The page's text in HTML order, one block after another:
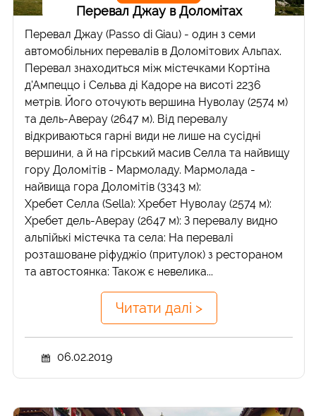
Перевал Джау в Доломітах
Перевал Джау (Passo di Giau) - один з семи
автомобільних перевалів в Доломітових Альпах.
Перевал знаходиться між містечками Кортіна
д'Ампеццо і Сельва ді Кадоре на висоті 2236
метрів. Його оточують вершина Нуволау (2574 м)
та дель-Аверау (2647 м). Від перевалу
відкриваються гарні види не лише на сусідні
вершини, а й на гірський масив Селла та найвищу
гору Доломітів - Мармоладу. Мармолада -
найвища гора Доломітів (3343 м):
Хребет Селла (Sella): Хребет Нуволау (2574 м):
Хребет дель-Аверау (2647 м): З перевалу видно
альпійькі містечка та села: На перевалі
розташоване ріфуджіо (притулок) з рестораном
та автостоянка: Також є невелика...
Читати далі >
06.02.2019